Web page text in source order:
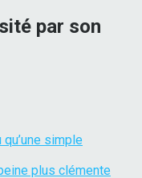
par son
qu’une simple
plus clémente